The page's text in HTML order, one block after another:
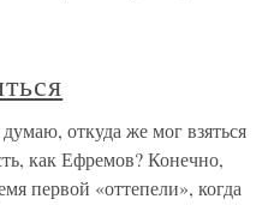
откуда же мог взяться
как Ефремов? Конечно,
первой «оттепели», когда